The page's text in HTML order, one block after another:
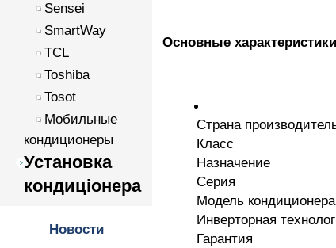
Sensei
SmartWay
TCL
Toshiba
Tosot
Мобильные
кондиционеры
Установка
кондиціонера
Новости
Основные
Страна
Класс
Назначение
Серия
Модель кондиционера
Инверторная
Гарантия